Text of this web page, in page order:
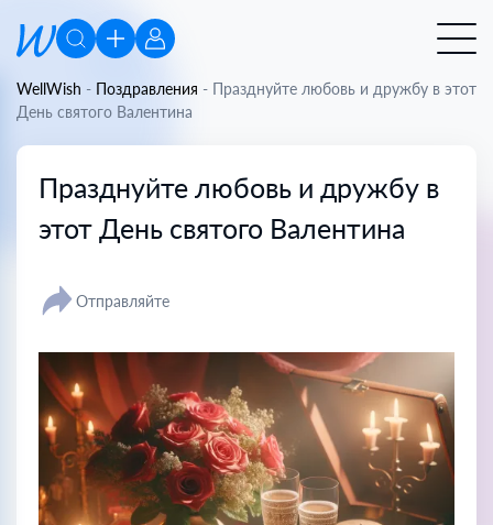
WellWish - Поздравления - Празднуйте любовь и дружбу в этот
День святого Валентина
Празднуйте любовь и дружбу в
этот День святого Валентина
Отправляйте